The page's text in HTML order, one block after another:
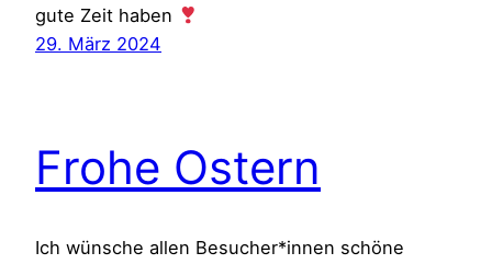
gute Zeit haben
29. März 2024
Frohe Ostern
Ich wünsche allen Besucher*innen schöne